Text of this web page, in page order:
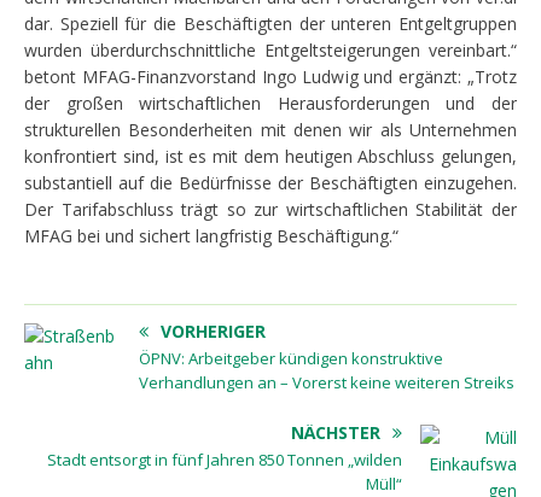
dar. Speziell für die Beschäftigten der unteren Entgeltgruppen
wurden überdurchschnittliche Entgeltsteigerungen vereinbart.“
betont MFAG-Finanzvorstand Ingo Ludwig und ergänzt: „Trotz
der großen wirtschaftlichen Herausforderungen und der
strukturellen Besonderheiten mit denen wir als Unternehmen
konfrontiert sind, ist es mit dem heutigen Abschluss gelungen,
substantiell auf die Bedürfnisse der Beschäftigten einzugehen.
Der Tarifabschluss trägt so zur wirtschaftlichen Stabilität der
MFAG bei und sichert langfristig Beschäftigung.“
VORHERIGER
ÖPNV: Arbeitgeber kündigen konstruktive
Verhandlungen an – Vorerst keine weiteren Streiks
NÄCHSTER
Stadt entsorgt in fünf Jahren 850 Tonnen „wilden
Müll“